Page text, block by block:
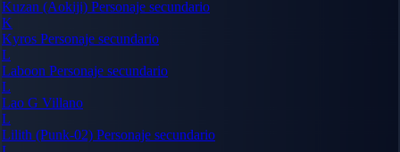
Kuzan (Aokiji) Personaje secundario
K
Kyros Personaje secundario
L
Laboon Personaje secundario
L
Lao G Villano
L
Lilith (Punk-02) Personaje secundario